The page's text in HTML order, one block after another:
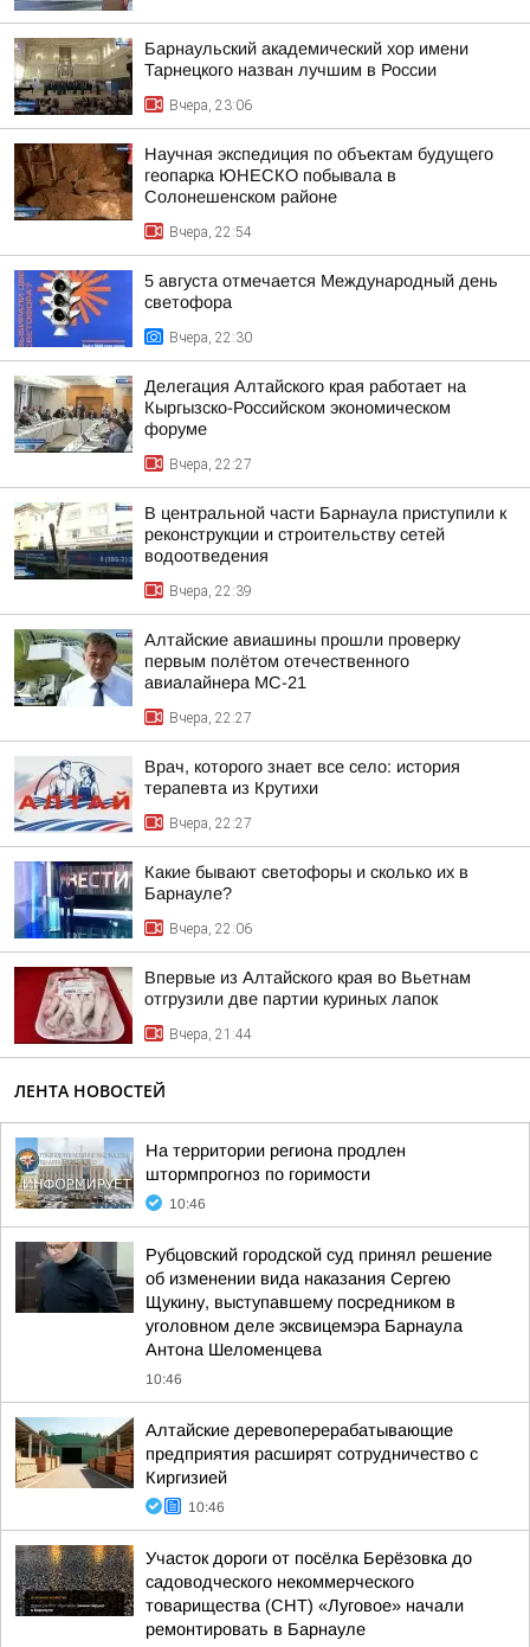
Барнаульский академический хор имени
Тарнецкого назван лучшим в России
Вчера, 23:06
Научная экспедиция по объектам будущего
геопарка ЮНЕСКО побывала в
Солонешенском районе
Вчера, 22:54
5 августа отмечается Международный день
светофора
Вчера, 22:30
Делегация Алтайского края работает на
Кыргызско-Российском экономическом
форуме
Вчера, 22:27
В центральной части Барнаула приступили к
реконструкции и строительству сетей
водоотведения
Вчера, 22:39
Алтайские авиашины прошли проверку
первым полётом отечественного
авиалайнера МС-21
Вчера, 22:27
Врач, которого знает все село: история
терапевта из Крутихи
Вчера, 22:27
Какие бывают светофоры и сколько их в
Барнауле?
Вчера, 22:06
Впервые из Алтайского края во Вьетнам
отгрузили две партии куриных лапок
Вчера, 21:44
ЛЕНТА НОВОСТЕЙ
На территории региона продлен
штормпрогноз по горимости
10:46
Рубцовский городской суд принял решение
об изменении вида наказания Сергею
Щукину, выступавшему посредником в
уголовном деле эксвицемэра Барнаула
Антона Шеломенцева
10:46
Алтайские деревоперерабатывающие
предприятия расширят сотрудничество с
Киргизией
10:46
Участок дороги от посёлка Берёзовка до
садоводческого некоммерческого
товарищества (СНТ) «Луговое» начали
ремонтировать в Барнауле